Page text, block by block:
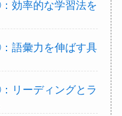
効率的な学習法を
語彙力を伸ばす具
リーディングとラ